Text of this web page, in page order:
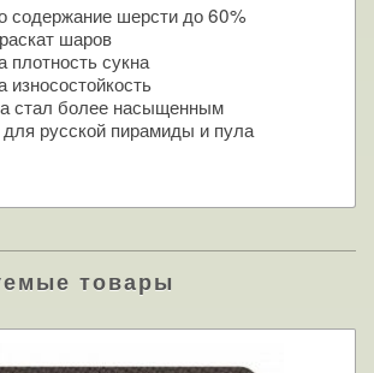
содержание шерсти до 60%
шаров
плотность сукна
износостойкость
стал более насыщенным
русской пирамиды и пула
товары